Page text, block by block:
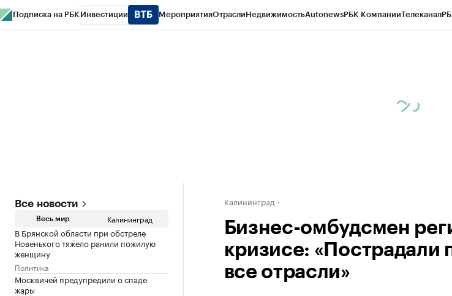
Подписка на РБК Инвестиции МероприятияОтраслиНедвижимостьAutonewsРБК КомпанииТелеканал
Все новости
Весь мир Калининград
В Брянской области при обстреле
Новенького тяжело ранили пожилую
женщину
Политика
Москвичей предупредили о спаде
жары
Калининград
Бизнес-омбудсмен
кризисе: «Пострадали
все отрасли»